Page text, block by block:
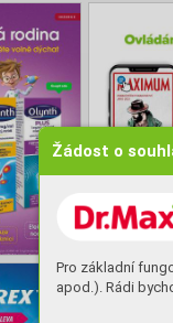
Žádost o
Pro základní
apod.). Rádi